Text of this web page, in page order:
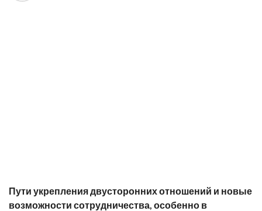
Пути укрепления двусторонних отношений и новые
возможности сотрудничества, особенно в